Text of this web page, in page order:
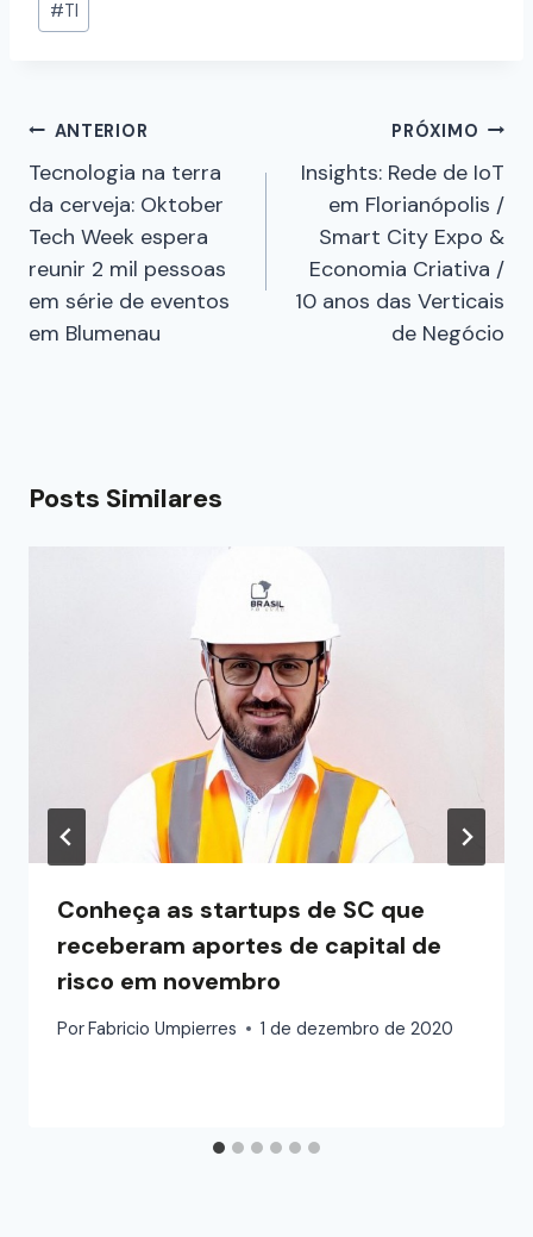
#TI
ANTERIOR
Tecnologia na terra
da cerveja: Oktober
Tech Week espera
reunir 2 mil pessoas
em série de eventos
em Blumenau
PRÓXIMO
Insights: Rede de IoT
em Florianópolis /
Smart City Expo &
Economia Criativa /
10 anos das Verticais
de Negócio
Posts Similares
Conheça as startups de SC que
receberam aportes de capital de
risco em novembro
PorFabricio Umpierres 1 de dezembro de 2020